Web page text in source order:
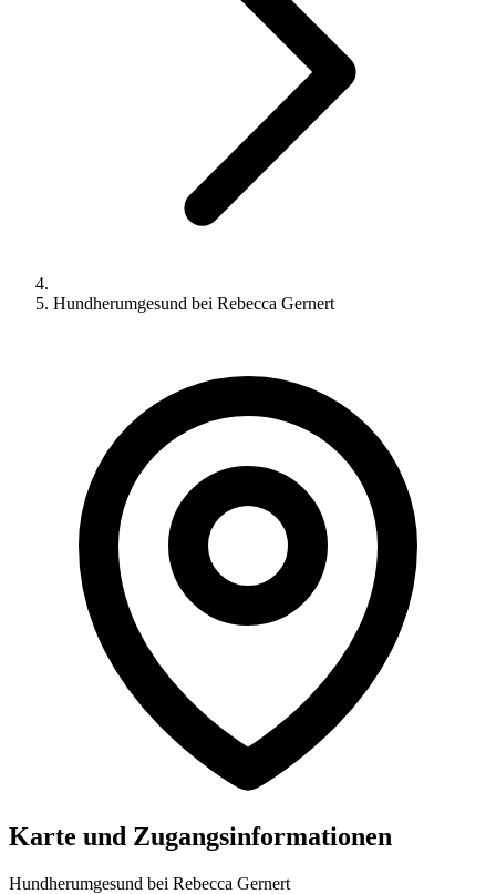
Hundherumgesund bei Rebecca Gernert
Karte und Zugangsinformationen
Hundherumgesund bei Rebecca Gernert